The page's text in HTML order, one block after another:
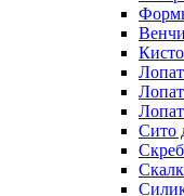
Сито